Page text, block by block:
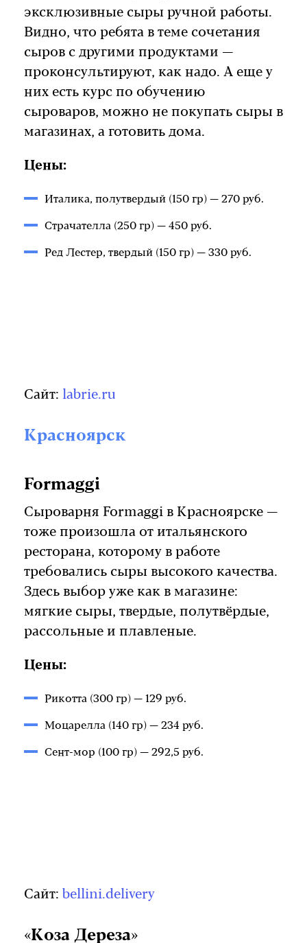
эксклюзивные сыры ручной работы.
Видно, что ребята в теме сочетания
сыров с другими продуктами —
проконсультируют, как надо. А еще у
них есть курс по обучению
сыроваров, можно не покупать сыры в
магазинах, а готовить дома.
Цены:
Италика, полутвердый (150 гр) — 270 руб.
Страчателла (250 гр) — 450 руб.
Ред Лестер, твердый (150 гр) — 330 руб.
Сайт: labrie.ru
Красноярск
Formaggi
Сыроварня Formaggi в Красноярске —
тоже произошла от итальянского
ресторана, которому в работе
требовались сыры высокого качества.
Здесь выбор уже как в магазине:
мягкие сыры, твердые, полутвёрдые,
рассольные и плавленые.
Цены:
Рикотта (300 гр) — 129 руб.
Моцарелла (140 гр) — 234 руб.
Сент-мор (100 гр) — 292,5 руб.
Сайт: bellini.delivery
«Коза Дереза»